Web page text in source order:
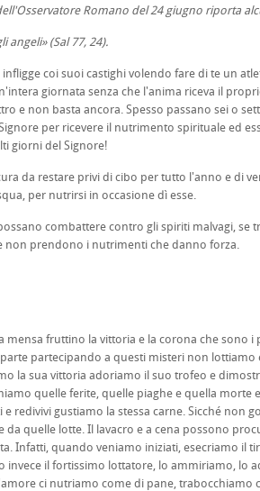
Romano del 24 giugno riporta
(Sal 77, 24).
coi suoi castighi volendo fare di te un
giornata senza che l'anima riceva il
e non basta ancora. Spesso passano sei o
per ricevere il nutrimento spirituale ed
giorni del Signore!
da restare privi di cibo per tutto l'anno e di
per nutrirsi in occasione dì esse.
combattere contro gli spiriti malvagi, se
non prendono i nutrimenti che danno forza.
mensa fruttino la vittoria e la corona che sono i
partecipando a questi misteri non lottiamo
la sua vittoria adoriamo il suo trofeo e
quelle ferite, quelle piaghe e quella morte
redivivi gustiamo la stessa carne. Sicché non
quelle lotte. Il lavacro e a cena possono
Infatti, quando veniamo iniziati, esecriamo il
il fortissimo lottatore, lo ammiriamo, lo
ci nutriamo come di pane, trabocchiamo